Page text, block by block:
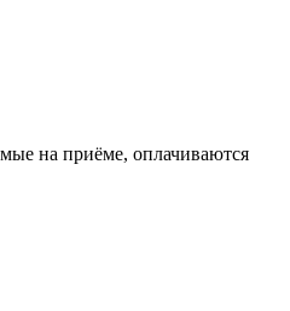
на приёме, оплачиваются